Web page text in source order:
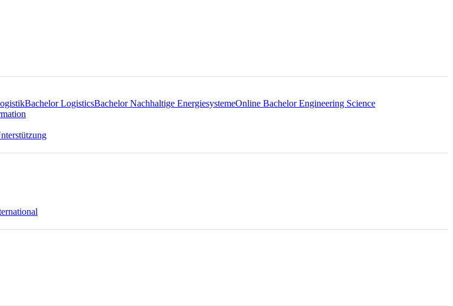
Bachelor LogisticsBachelor Nachhaltige EnergiesystemeOnline Bachelor Engineering Science